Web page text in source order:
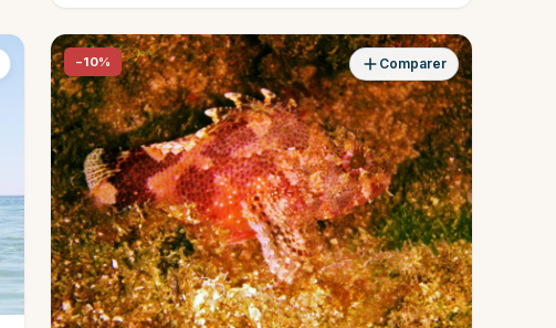
−10% Comparer